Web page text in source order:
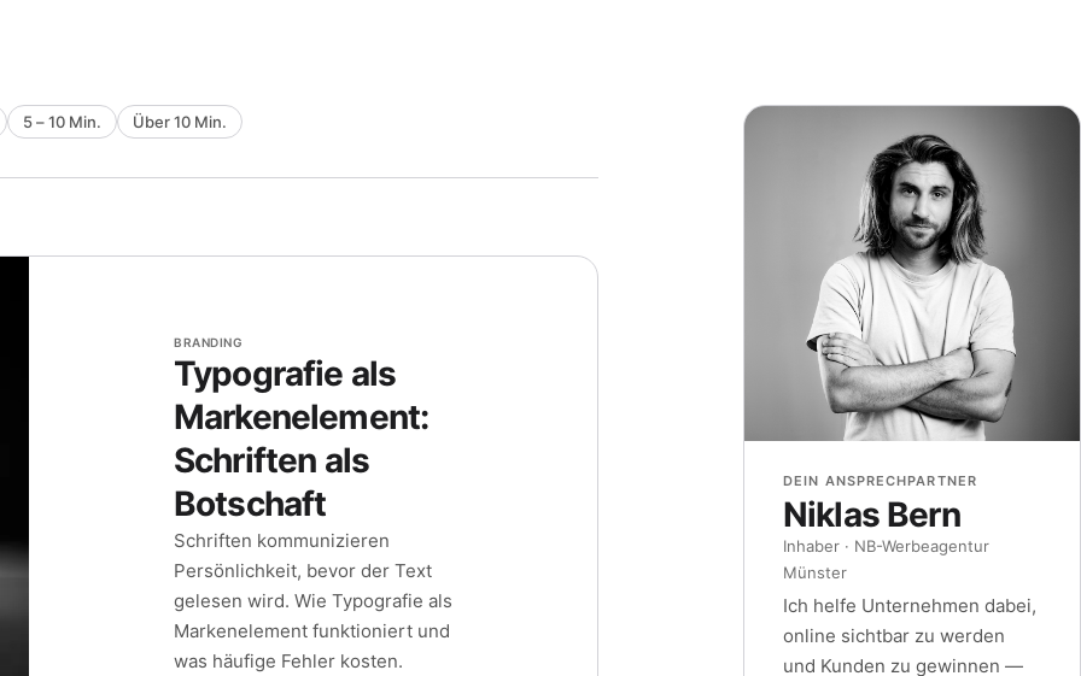
5 – 10 Min. Über 10 Min.
BRANDING
Typografie als
Markenelement:
Schriften als
Botschaft
Schriften kommunizieren
Persönlichkeit, bevor der Text
gelesen wird. Wie Typografie als
Markenelement funktioniert und
was häufige Fehler kosten.
DEIN ANSPRECHPARTNER
Niklas Bern
Inhaber · NB-Werbeagentur
Münster
Ich helfe Unternehmen dabei,
online sichtbar zu werden
und Kunden zu gewinnen —